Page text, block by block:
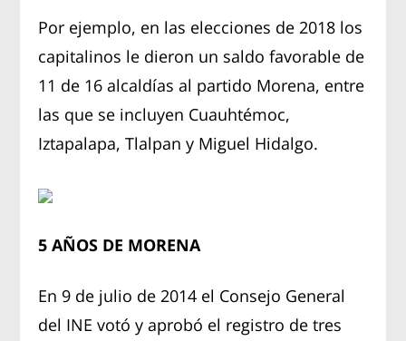
Por ejemplo, en las elecciones de 2018 los
capitalinos le dieron un saldo favorable de
11 de 16 alcaldías al partido Morena, entre
las que se incluyen Cuauhtémoc,
Iztapalapa, Tlalpan y Miguel Hidalgo.
5 AÑOS DE MORENA
En 9 de julio de 2014 el Consejo General
del INE votó y aprobó el registro de tres